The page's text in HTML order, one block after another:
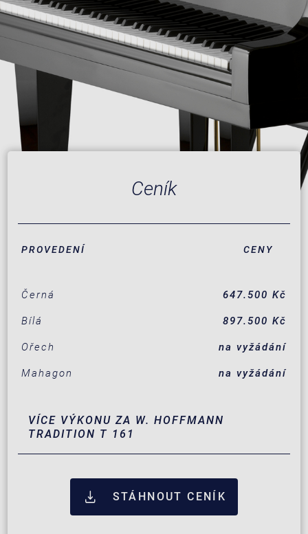
Ceník
PROVEDENÍ CENY
Černá 647.500 Kč
Bílá 897.500 Kč
Ořech na vyžádání
Mahagon na vyžádání
VÍCE VÝKONU ZA W. HOFFMANN
TRADITION T 161
STÁHNOUT CENÍK